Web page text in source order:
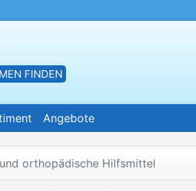
FINDEN
Angebote
orthopädische Hilfsmittel